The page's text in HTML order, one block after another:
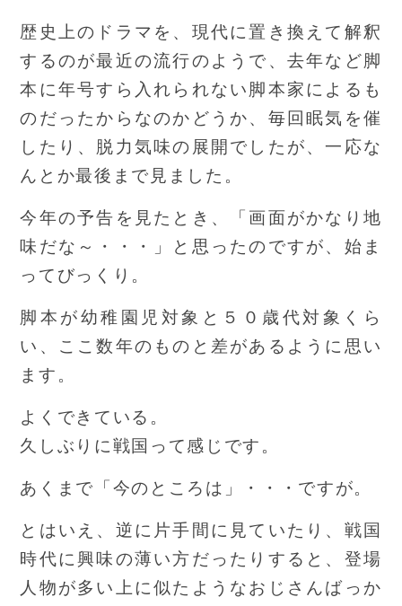
歴史上のドラマを、現代に置き換えて解釈
するのが最近の流行のようで、去年など脚
本に年号すら入れられない脚本家によるも
のだったからなのかどうか、毎回眠気を催
したり、脱力気味の展開でしたが、一応な
んとか最後まで見ました。
今年の予告を見たとき、「画面がかなり地
味だな～・・・」と思ったのですが、始ま
ってびっくり。
脚本が幼稚園児対象と５０歳代対象くら
い、ここ数年のものと差があるように思い
ます。
よくできている。
久しぶりに戦国って感じです。
あくまで「今のところは」・・・ですが。
とはいえ、逆に片手間に見ていたり、戦国
時代に興味の薄い方だったりすると、登場
人物が多い上に似たようなおじさんばっか